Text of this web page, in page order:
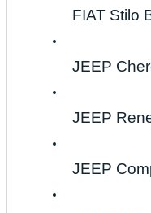
FIAT Stilo
JEEP
JEEP
JEEP